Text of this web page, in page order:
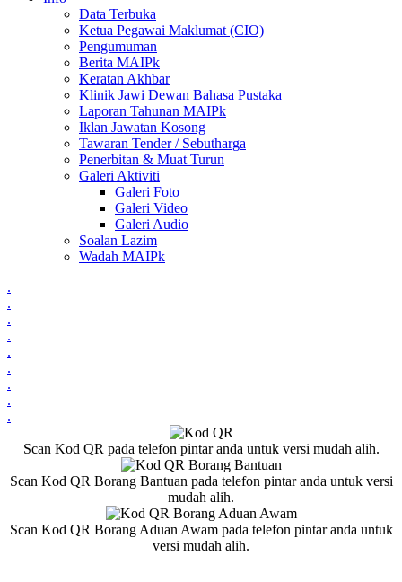
Data Terbuka
Ketua Pegawai Maklumat (CIO)
Pengumuman
Berita MAIPk
Keratan Akhbar
Klinik Jawi Dewan Bahasa Pustaka
Laporan Tahunan MAIPk
Iklan Jawatan Kosong
Tawaran Tender / Sebutharga
Penerbitan & Muat Turun
Galeri Aktiviti
Galeri Foto
Galeri Video
Galeri Audio
Soalan Lazim
Wadah MAIPk
.
.
.
.
.
.
.
.
.
Scan Kod QR pada telefon pintar anda untuk versi mudah alih.
Scan Kod QR Borang Bantuan pada telefon pintar anda untuk versi
mudah alih.
Scan Kod QR Borang Aduan Awam pada telefon pintar anda untuk
versi mudah alih.